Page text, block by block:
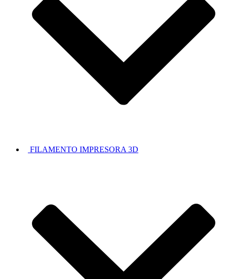
FILAMENTO IMPRESORA 3D